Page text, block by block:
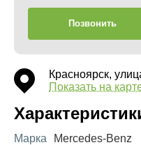
Позвонить
Красноярск,
Показать на
Марка
Mercedes-Benz